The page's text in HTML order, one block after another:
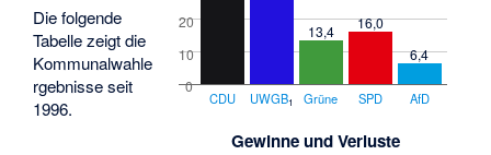
20
10
0
13,4
16,0
6,4
CDU UWGB1 Grüne SPD AfD
Gewinne und Verluste
Die folgende
Tabelle zeigt die
Kommunalwahle
rgebnisse seit
1996.